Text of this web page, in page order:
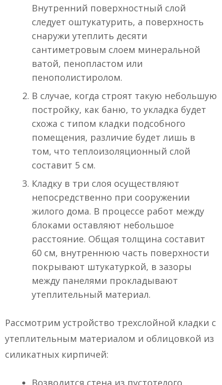
Внутренний поверхностный слой
следует оштукатурить, а поверхность
снаружи утеплить десяти
сантиметровым слоем минеральной
ватой, пенопластом или
пенополистиролом.
В случае, когда строят такую небольшую
постройку, как баню, то укладка будет
схожа с типом кладки подсобного
помещения, различие будет лишь в
том, что теплоизоляционный слой
составит 5 см.
Кладку в три слоя осуществляют
непосредственно при сооружении
жилого дома. В процессе работ между
блоками оставляют небольшое
расстояние. Общая толщина составит
60 см, внутреннюю часть поверхности
покрывают штукатуркой, в зазоры
между панелями прокладывают
утеплительный материал.
Рассмотрим устройство трехслойной кладки с
утеплительным материалом и облицовкой из
силикатных кирпичей:
Возводится стена из пустотелого